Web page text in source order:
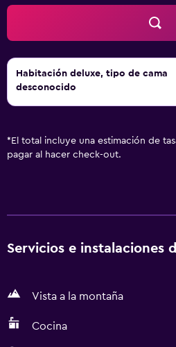
minutos en coche.
Habitación deluxe, tipo de cama
desconocido
* El total incluye una estimación de
pagar al hacer check-out.
Servicios e instalaciones
Vista a la montaña
Cocina